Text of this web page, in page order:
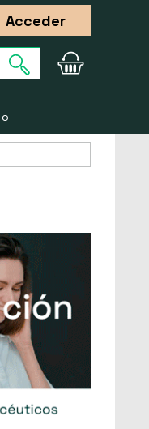
Acceder